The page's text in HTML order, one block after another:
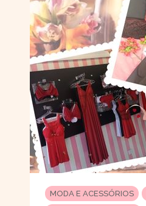
MODA E ACESSÓRIOS